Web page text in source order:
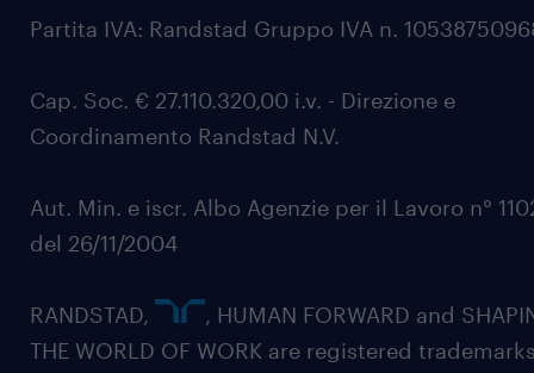
Partita IVA: Randstad Gruppo IVA n.
Cap. Soc. € 27.110.320,00 i.v. - Direzione e
Coordinamento Randstad N.V.
Aut. Min. e iscr. Albo Agenzie per il Lavoro n°
del 26/11/2004
RANDSTAD,
, HUMAN FORWARD and
THE WORLD OF WORK are registered